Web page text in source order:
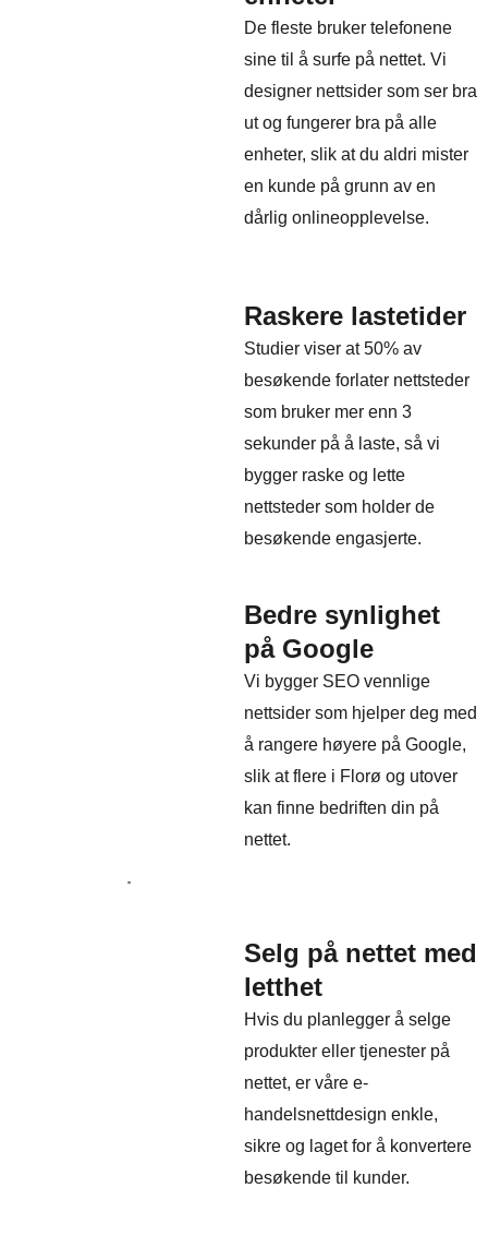
De fleste bruker telefonene
sine til å surfe på nettet. Vi
designer nettsider som ser bra
ut og fungerer bra på alle
enheter, slik at du aldri mister
en kunde på grunn av en
dårlig onlineopplevelse.
Raskere lastetider
Studier viser at 50% av
besøkende forlater nettsteder
som bruker mer enn 3
sekunder på å laste, så vi
bygger raske og lette
nettsteder som holder de
besøkende engasjerte.
Bedre synlighet
på Google
Vi bygger SEO vennlige
nettsider som hjelper deg med
å rangere høyere på Google,
slik at flere i Florø og utover
kan finne bedriften din på
nettet.
Selg på nettet med
letthet
Hvis du planlegger å selge
produkter eller tjenester på
nettet, er våre e-
handelsnettdesign enkle,
sikre og laget for å konvertere
besøkende til kunder.